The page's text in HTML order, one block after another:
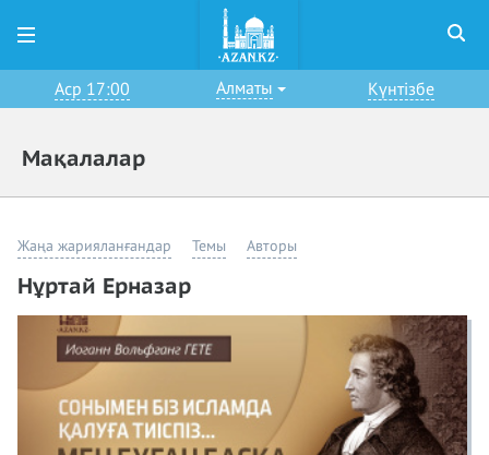
Аср 17:00 Алматы Күнтізбе
Мақалалар
Жаңа жарияланғандар Темы Авторы
Нұртай Ерназар